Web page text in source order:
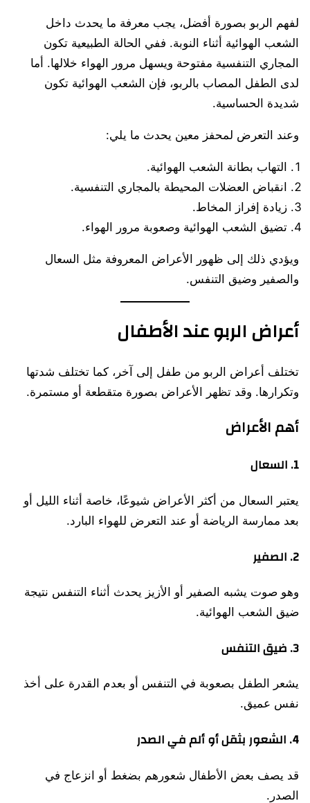
لفهم الربو بصورة أفضل، يجب معرفة ما يحدث داخل
الشعب الهوائية أثناء النوبة. ففي الحالة الطبيعية تكون
المجاري التنفسية مفتوحة ويسهل مرور الهواء خلالها. أما
لدى الطفل المصاب بالربو، فإن الشعب الهوائية تكون
شديدة الحساسية.
وعند التعرض لمحفز معين يحدث ما يلي:
التهاب بطانة الشعب الهوائية.
انقباض العضلات المحيطة بالمجاري التنفسية.
زيادة إفراز المخاط.
تضيق الشعب الهوائية وصعوبة مرور الهواء.
ويؤدي ذلك إلى ظهور الأعراض المعروفة مثل السعال
والصفير وضيق التنفس.
أعراض الربو عند الأطفال
تختلف أعراض الربو من طفل إلى آخر، كما تختلف شدتها
وتكرارها. وقد تظهر الأعراض بصورة متقطعة أو مستمرة.
أهم الأعراض
1. السعال
يعتبر السعال من أكثر الأعراض شيوعًا، خاصة أثناء الليل أو
بعد ممارسة الرياضة أو عند التعرض للهواء البارد.
2. الصفير
وهو صوت يشبه الصفير أو الأزيز يحدث أثناء التنفس نتيجة
ضيق الشعب الهوائية.
3. ضيق التنفس
يشعر الطفل بصعوبة في التنفس أو بعدم القدرة على أخذ
نفس عميق.
4. الشعور بثقل أو ألم في الصدر
قد يصف بعض الأطفال شعورهم بضغط أو انزعاج في
الصدر.